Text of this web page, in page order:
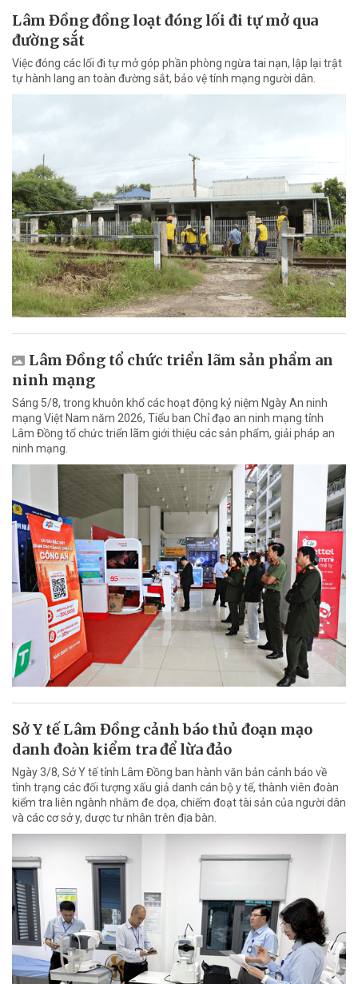
Lâm Đồng đồng loạt đóng lối đi tự mở qua
đường sắt
Việc đóng các lối đi tự mở góp phần phòng ngừa tai nạn, lập lại trật
tự hành lang an toàn đường sắt, bảo vệ tính mạng người dân.
Lâm Đồng tổ chức triển lãm sản phẩm an
ninh mạng
Sáng 5/8, trong khuôn khổ các hoạt động kỷ niệm Ngày An ninh
mạng Việt Nam năm 2026, Tiểu ban Chỉ đạo an ninh mạng tỉnh
Lâm Đồng tổ chức triển lãm giới thiệu các sản phẩm, giải pháp an
ninh mạng.
Sở Y tế Lâm Đồng cảnh báo thủ đoạn mạo
danh đoàn kiểm tra để lừa đảo
Ngày 3/8, Sở Y tế tỉnh Lâm Đồng ban hành văn bản cảnh báo về
tình trạng các đối tượng xấu giả danh cán bộ y tế, thành viên đoàn
kiểm tra liên ngành nhằm đe dọa, chiếm đoạt tài sản của người dân
và các cơ sở y, dược tư nhân trên địa bàn.